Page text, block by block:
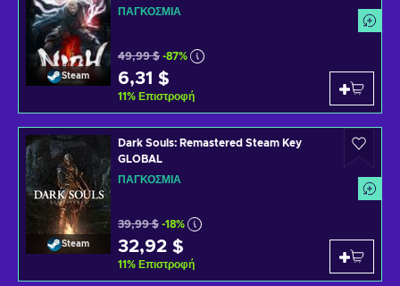
Steam
ΠΑΓΚΌΣΜΙΑ
49,99 $ -87%
6,31 $
11% Επιστροφή
Steam
Dark Souls: Remastered Steam Key
GLOBAL
ΠΑΓΚΌΣΜΙΑ
39,99 $ -18%
32,92 $
11% Επιστροφή